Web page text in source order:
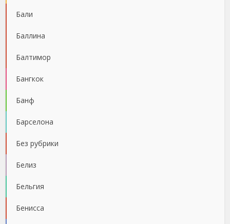
Бали
Баллина
Балтимор
Бангкок
Банф
Барселона
Без рубрики
Белиз
Бельгия
Бенисса